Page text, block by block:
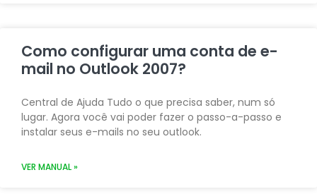
Como configurar uma conta de e-
mail no Outlook 2007?
Central de Ajuda Tudo o que precisa saber, num só
lugar. Agora você vai poder fazer o passo-a-passo e
instalar seus e-mails no seu outlook.
VER MANUAL »